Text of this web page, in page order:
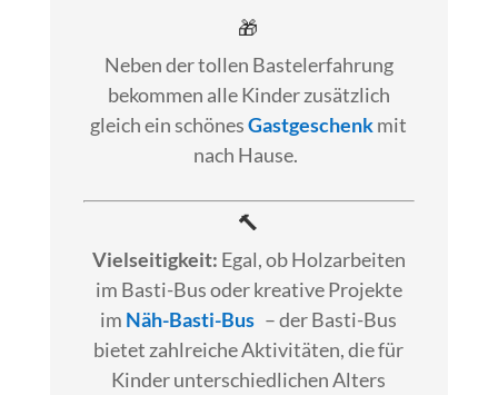
🎁
Neben der tollen Bastelerfahrung
bekommen alle Kinder zusätzlich
gleich ein schönesGastgeschenkmit
nach Hause.
🔨
Vielseitigkeit: Egal, ob Holzarbeiten
im Basti-Bus oder kreative Projekte
im Näh-Basti-Bus – der Basti-Bus
bietet zahlreiche Aktivitäten, die für
Kinder unterschiedlichen Alters